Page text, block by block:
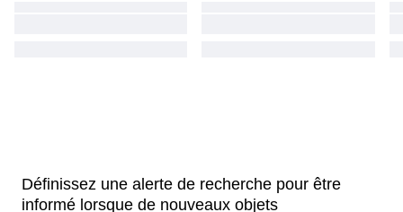
Définissez une alerte de recherche pour être
informé lorsque de nouveaux objets